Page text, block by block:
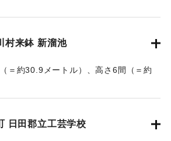
発見し、消防組と協力、現場へ決死者
せ、辛うじて救助した。
7年7月16日7面（15日夕刊）】
村来鉢 新溜池
＝約30.9メートル）、高さ6間（＝約
7年7月16日7面（15日夕刊）】
日田郡立工芸学校